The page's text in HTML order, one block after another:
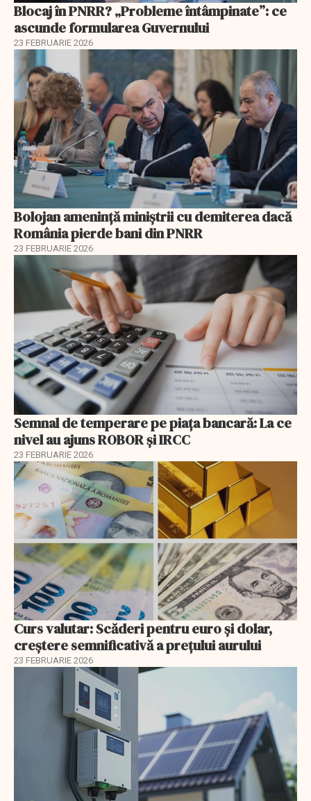
Blocaj în PNRR? „Probleme întâmpinate”: ce
ascunde formularea Guvernului
23 FEBRUARIE 2026
Bolojan amenință miniștrii cu demiterea dacă
România pierde bani din PNRR
23 FEBRUARIE 2026
Semnal de temperare pe piața bancară: La ce
nivel au ajuns ROBOR şi IRCC
23 FEBRUARIE 2026
Curs valutar: Scăderi pentru euro și dolar,
creștere semnificativă a prețului aurului
23 FEBRUARIE 2026